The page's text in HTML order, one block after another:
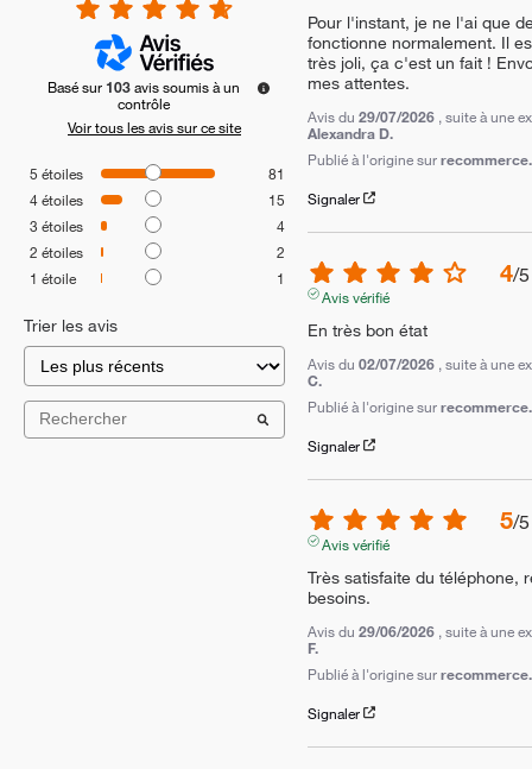
Basé sur 103avis soumis à un
contrôle
Voir tous les avis sur ce site
5 étoiles
81
4étoiles
15
3 étoiles
4
2 étoiles
2
1 étoile 1
Trier les avis
Pour l'instant, je ne l'ai que
fonctionne normalement. Il
très joli, ça c'est un fait !
mes attentes.
Avis du 29/07/2026 , suite à une
Alexandra D.
Publié à l'origine sur
Signaler
4/5
Avis vérifié
En très bon état
Avis du 02/07/2026 , suite à une
C.
Publié à l'origine sur
Signaler
5/5
Avis vérifié
Très satisfaite du téléphone,
besoins.
Avis du 29/06/2026 , suite à une
F.
Publié à l'origine sur
Signaler